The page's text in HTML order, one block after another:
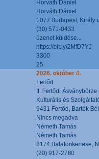
Horváth Dániel
Horváth Dániel
1077 Budapest, Király
(30) 571-0433
üzenet küldése...
https://bit.ly/2MfD7YJ
3300
25
2026. október 4.
Fertőd
II. Fertődi
Kulturális és
9431 Fertőd, Bartók
Nincs megadva
Németh Tamás
Németh Tamás
8174 Balatonkenese,
(20) 917-2780